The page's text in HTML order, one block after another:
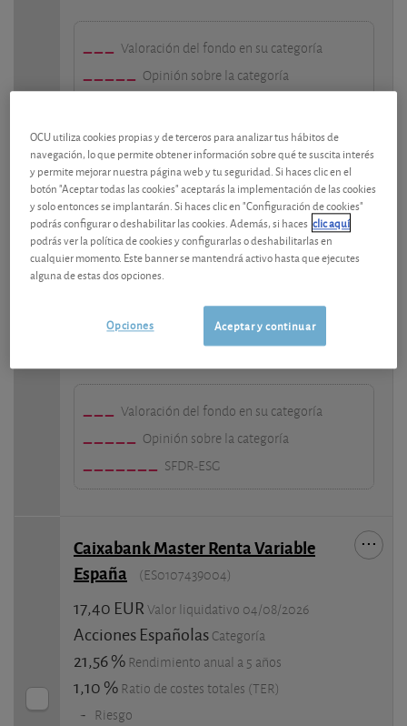
Valoración del fondo en su categoría
Opinión sobre la categoría
Santander Indice España Cartera, FI
(ES0119203026)
294,16 EURValor liquidativo 04/08/2026
Acciones Españolas
0,19 %Ratio de costes totales (TER)
Valoración del fondo en su categoría
Opinión sobre la categoría
SFDR-ESG
Caixabank Master Renta Variable
España
(ES0107439004)
17,40 EUR Valor liquidativo 04/08/2026
Acciones Españolas Categoría
21,56 % Rendimiento anual a 5 años
1,10 % Ratio de costes totales (TER)
- Riesgo
OCU utiliza cookies propias y de terceros para analizar tus hábitos de
navegación, lo que permite obtener información sobre qué te suscita interés
y permite mejorar nuestra página web y tu seguridad. Si haces clic en el
botón "Aceptar todas las cookies" aceptarás la implementación de las cookies
y solo entonces se implantarán. Si haces clic en "Configuración de cookies"
podrás configurar o deshabilitar las cookies. Además, si haces clic aquí
podrás ver la política de cookies y configurarlas o deshabilitarlas en
cualquier momento. Este banner se mantendrá activo hasta que ejecutes
alguna de estas dos opciones.
Aceptar y continuar
Opciones